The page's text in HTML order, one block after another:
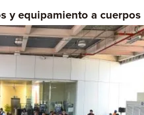
y equipamiento a